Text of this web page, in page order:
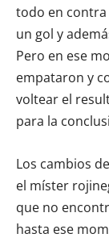
todo en
un gol y
Pero en ese
empataron y
voltear el
para la
Los cambios
el míster
que no
hasta ese